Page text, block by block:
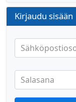
Kirjaudu sisään
Salasana